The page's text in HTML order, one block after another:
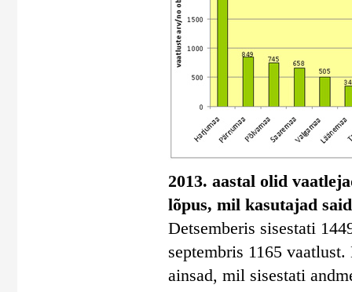
2013. aastal olid
lõpus, mil kasutajad
Detsemberis sisestati
septembris 1165
ainsad, mil sisestati